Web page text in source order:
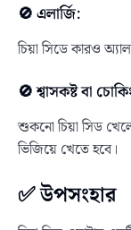
🚫 এলার্জি:
চিয়া সিডে কারও
🚫 শ্বাসকষ্ট বা
শুকনো চিয়া সিড
ভিজিয়ে খেতে হবে।
✅ উপসংহার